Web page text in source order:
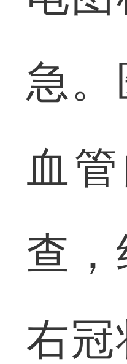
急
血
查
右